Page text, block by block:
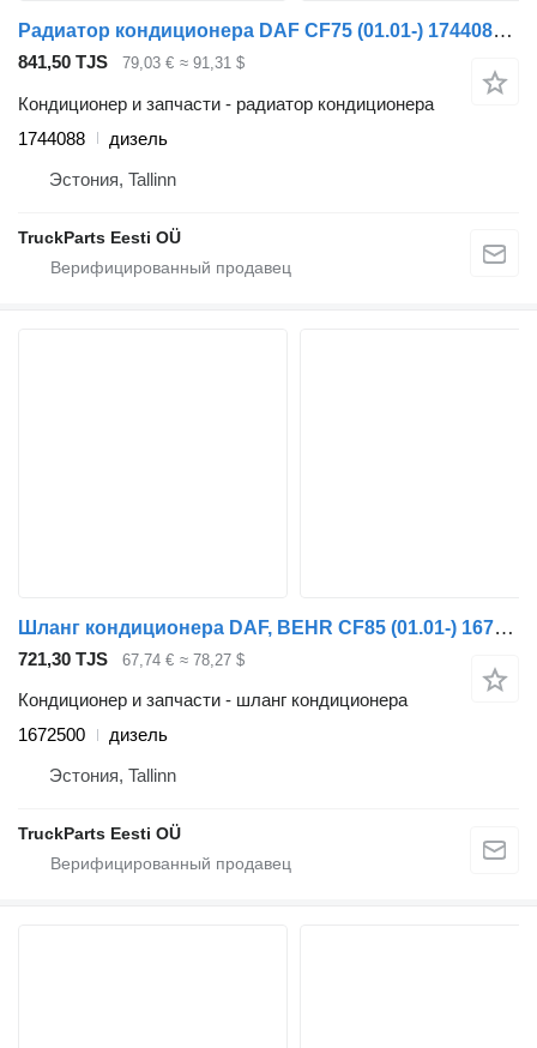
Радиатор кондиционера DAF CF75 (01.01-) 1744088 для тягача DAF LF45, LF55, LF180, CF65, CF75, CF85 (2001-)
841,50 TJS 79,03 € ≈ 91,31 $
Кондиционер и запчасти - радиатор кондиционера
1744088
дизель
Эстония, Tallinn
TruckParts Eesti OÜ
Шланг кондиционера DAF, BEHR CF85 (01.01-) 1672500 для тягача DAF LF45, LF55, LF180, CF65, CF75, CF85 (2001-)
721,30 TJS 67,74 € ≈ 78,27 $
Кондиционер и запчасти - шланг кондиционера
1672500
дизель
Эстония, Tallinn
TruckParts Eesti OÜ